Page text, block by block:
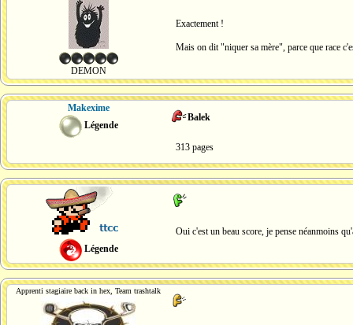
DEMON
Exactement !
Mais on dit "niquer sa mère", parce que race
Makexime
Légende
Balek
313 pages
Légende
Oui c'est un beau score, je pense néanmoins
Apprenti stagiaire back in hex, Team trashtalk